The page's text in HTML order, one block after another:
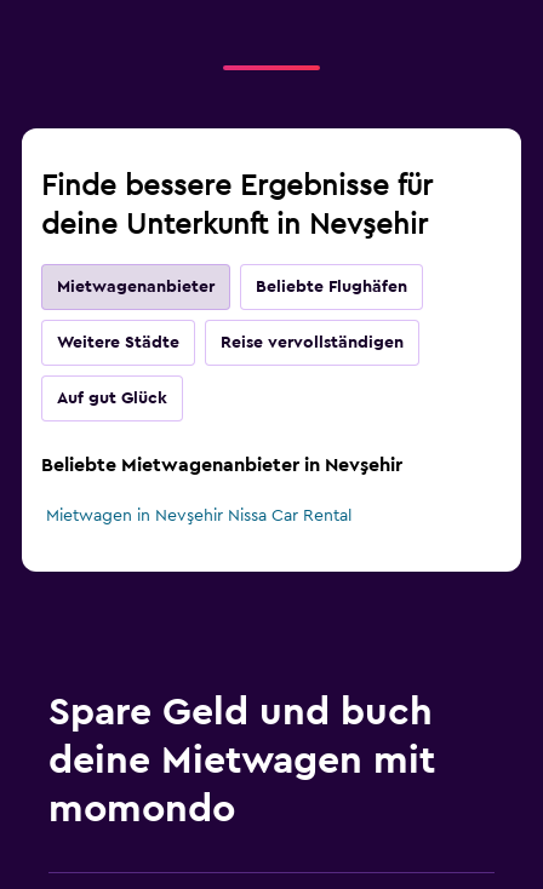
Finde bessere Ergebnisse für
deine Unterkunft in Nevşehir
Mietwagenanbieter Beliebte Flughäfen
Weitere Städte Reise vervollständigen
Auf gut Glück
Beliebte Mietwagenanbieter in Nevşehir
Mietwagen in Nevşehir Nissa Car Rental
Spare Geld und buch
deine Mietwagen mit
momondo